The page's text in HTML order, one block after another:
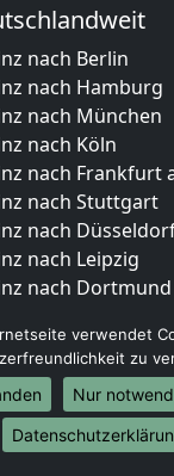
nach Berlin
nach Hamburg
nach München
nach Köln
nach Frankfurt
nach Stuttgart
nach
nach Leipzig
nach Dortmund
nach Bremen
nach Dresden
nach Hannover
nach Nürnberg
nach Duisburg
verwendet
zu
Nur